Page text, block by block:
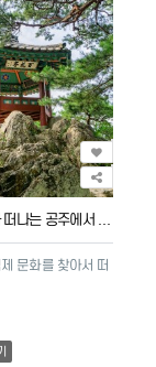
백제 문화를 찾아 떠나는 공주에서 부안까지의 발자취
문화를 찾아서 떠